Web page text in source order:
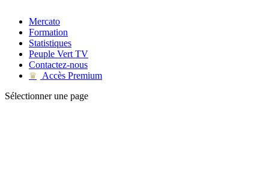
Mercato
Formation
Statistiques
Peuple Vert TV
Contactez-nous
♛
Accès Premium
Sélectionner une page